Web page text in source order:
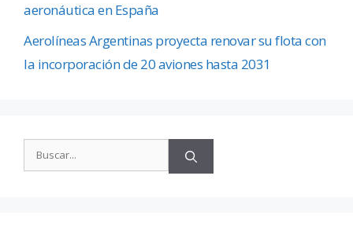
aeronáutica en España
Aerolíneas Argentinas proyecta renovar su flota con
la incorporación de 20 aviones hasta 2031